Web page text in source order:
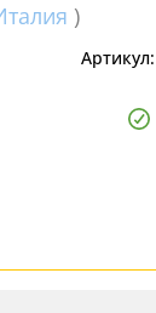
)
Артикул: